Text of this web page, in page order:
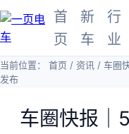
首
页
新
车
行
业
当前位置： 首页 / 资讯 / 车圈
发布
车圈快报｜